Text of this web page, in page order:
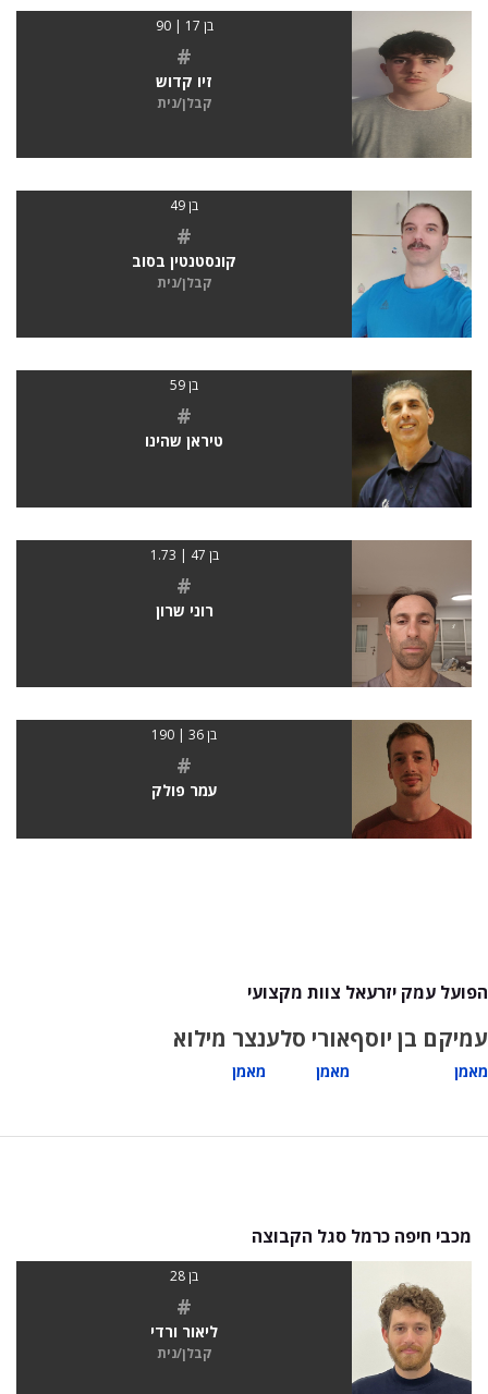
בן 17 | 90
#
זיו קדוש
קבלן/נית
בן 49
#
קונסטנטין בסוב
קבלן/נית
בן 59
#
טיראן שהינו
בן 47 | 1.73
#
רוני שרון
בן 36 | 190
#
עמר פולק
הפועל עמק יזרעאל צוות מקצועי
עמיקם בן יוסף
מאמן
אורי סלע
מאמן
נצר מילוא
מאמן
מכבי חיפה כרמל סגל הקבוצה
בן 28
#
ליאור ורדי
קבלן/נית